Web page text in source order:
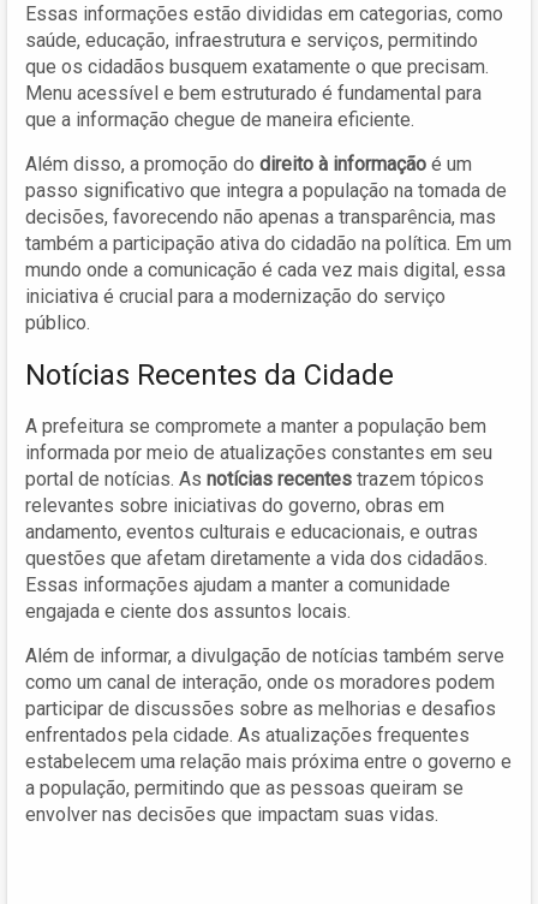
Essas informações estão divididas em categorias, como
saúde, educação, infraestrutura e serviços, permitindo
que os cidadãos busquem exatamente o que precisam.
Menu acessível e bem estruturado é fundamental para
que a informação chegue de maneira eficiente.
Além disso, a promoção do direito à informação é um
passo significativo que integra a população na tomada de
decisões, favorecendo não apenas a transparência, mas
também a participação ativa do cidadão na política. Em um
mundo onde a comunicação é cada vez mais digital, essa
iniciativa é crucial para a modernização do serviço
público.
Notícias Recentes da Cidade
A prefeitura se compromete a manter a população bem
informada por meio de atualizações constantes em seu
portal de notícias. As notícias recentes trazem tópicos
relevantes sobre iniciativas do governo, obras em
andamento, eventos culturais e educacionais, e outras
questões que afetam diretamente a vida dos cidadãos.
Essas informações ajudam a manter a comunidade
engajada e ciente dos assuntos locais.
Além de informar, a divulgação de notícias também serve
como um canal de interação, onde os moradores podem
participar de discussões sobre as melhorias e desafios
enfrentados pela cidade. As atualizações frequentes
estabelecem uma relação mais próxima entre o governo e
a população, permitindo que as pessoas queiram se
envolver nas decisões que impactam suas vidas.